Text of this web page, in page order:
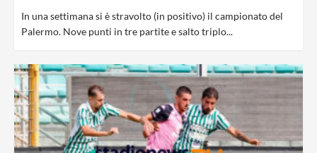
In una settimana si è stravolto (in positivo) il campionato del
Palermo. Nove punti in tre partite e salto triplo...